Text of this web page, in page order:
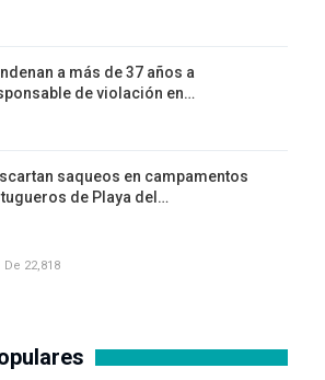
a más de 37 años a
de violación en…
saqueos en campamentos
de Playa del…
De 22,818